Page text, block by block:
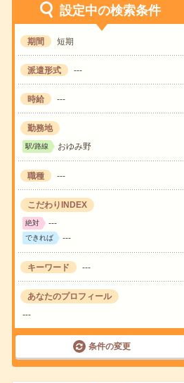
設定中の検索条件
期間 短期
派遣形式 ---
時給 ---
勤務地
駅/路線 おゆみ野
職種 ---
こだわりINDEX
絶対 ---
できれば ---
キーワード ---
あなたのプロフィール
---
条件の変更